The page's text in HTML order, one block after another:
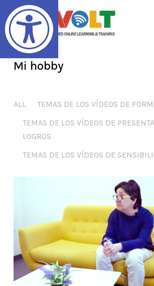
Abrir barra de herramientas
Mi hobby
ALL
TEMAS DE LOS VÍDEOS DE
TEMAS DE LOS VÍDEOS DE
LOGROS
TEMAS DE LOS VÍDEOS DE